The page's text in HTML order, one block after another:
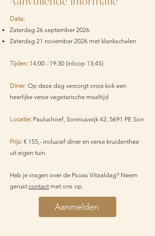
Aanvullende informatie
Data:
Zaterdag 26 september 2026
Zaterdag 21 november 2026 met klankschalen
Tijden: 14:00 - 19:30 (inloop 13:45)
​Diner: Op deze dag verzorgt onze kok een
heerlijke verse vegetarische maaltijd
Locatie: Paulushoef, Sonniuswijk 42, 5691 PE Son
Prijs: € 155,- inclusief diner en verse kruidenthee
uit eigen tuin.
Heb je vragen over de Psoas Vitaaldag? Neem
gerust contact met ons op.
Aanmelden